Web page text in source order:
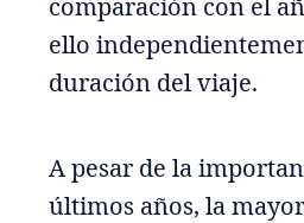
ello
duración del viaje.
A pesar de la
últimos años, la